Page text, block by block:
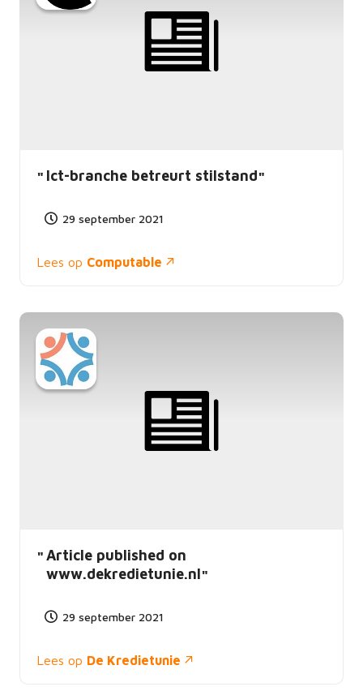
Ict-branche betreurt stilstand
29 september 2021
Lees op Computable
Article published on
www.dekredietunie.nl
29 september 2021
Lees op De Kredietunie